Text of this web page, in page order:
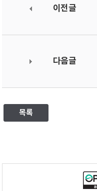
이전글
다음글
목록